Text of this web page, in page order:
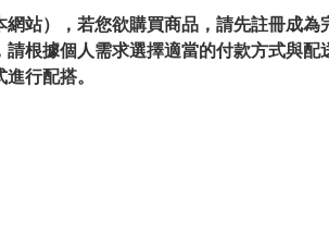
網站），若您欲購買商品，請先註冊成
根據個人需求選擇適當的付款方式與
行配搭。